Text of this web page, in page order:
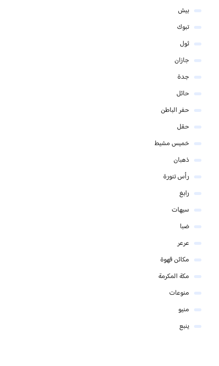
بيش
تبوك
ثول
جازان
جدة
حائل
حفر الباطن
حقل
خميس مشيط
ذهبان
رأس تنورة
رابغ
سيهات
ضبا
عرعر
مكائن قهوة
مكة المكرمة
منوعات
منيو
ينبع